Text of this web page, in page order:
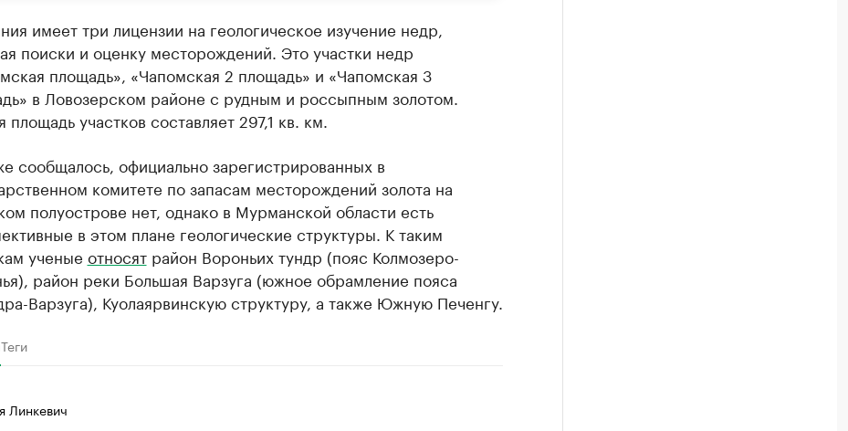
имеет три лицензии на геологическое изучение недр,
поиски и оценку месторождений. Это участки недр
площадь», «Чапомская 2 площадь» и «Чапомская 3
в Ловозерском районе с рудным и россыпным золотом.
участков составляет 297,1 кв. км.
сообщалось, официально зарегистрированных в
комитете по запасам месторождений золота на
полуострове нет, однако в Мурманской области есть
в этом плане геологические структуры. К таким
ученые относятрайон Вороньих тундр (пояс Колмозеро-
район реки Большая Варзуга (южное обрамление пояса
Варзуга), Куолаярвинскую структуру, а также Южную Печенгу.
Теги
Линкевич